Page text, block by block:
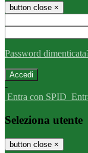
button close ×
Password
-
Entra con SPID
Seleziona utente
button close ×